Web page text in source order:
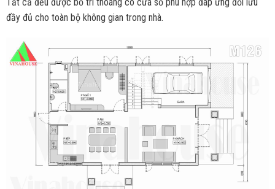
đầy đủ cho toàn bộ không gian trong nhà.